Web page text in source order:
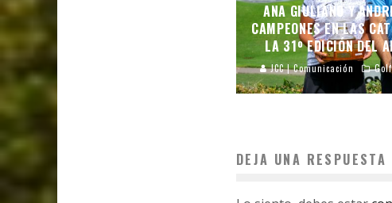
ANA GIULIANO Y
CAMPEONES EN LAS
LA 31º EDICIÓN DEL
JCC | Comunicación Golf
DEJA UNA RESPUESTA